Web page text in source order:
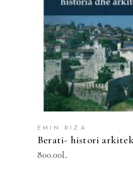
SHTOJE NË
EMIN RIZA
Berati- histori
800.00L